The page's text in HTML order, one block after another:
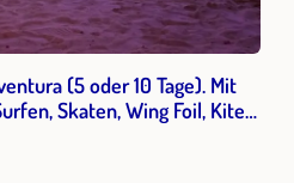
(5 oder 10 Tage). Mit
Skaten, Wing Foil, Kite